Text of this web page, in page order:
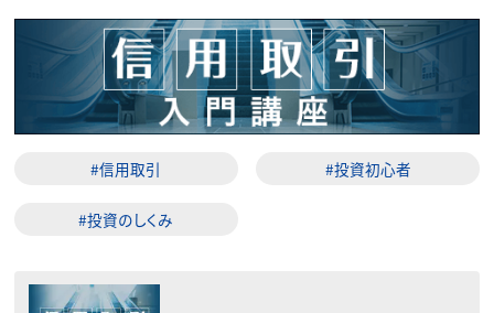
#信用取引 #投資初心者
#投資のしくみ